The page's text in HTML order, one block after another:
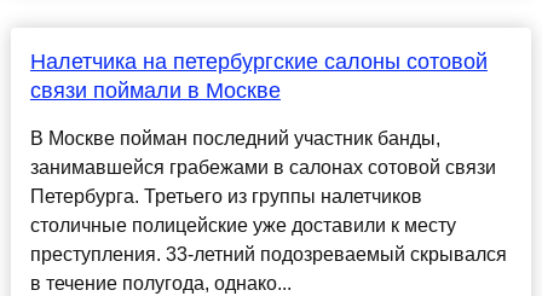
Налетчика на петербургские салоны сотовой
связи поймали в Москве
В Москве пойман последний участник банды,
занимавшейся грабежами в салонах сотовой связи
Петербурга. Третьего из группы налетчиков
столичные полицейские уже доставили к месту
преступления. 33-летний подозреваемый скрывался
в течение полугода, однако...